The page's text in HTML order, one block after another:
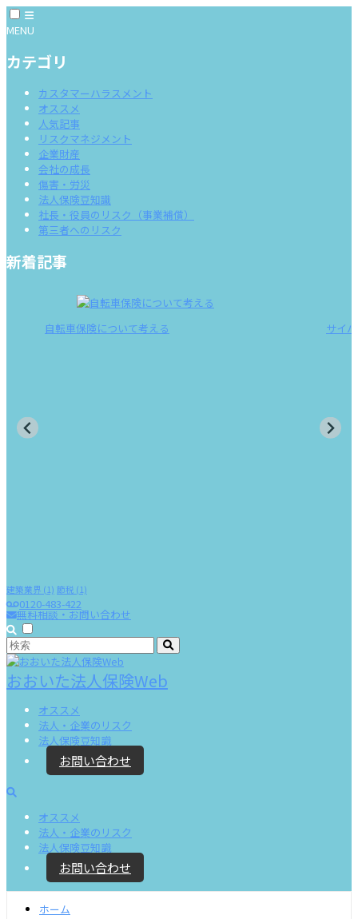
MENU
カテゴリ
カスタマーハラスメント
オススメ
人気記事
リスクマネジメント
企業財産
会社の成長
傷害・労災
法人保険豆知識
社長・役員のリスク（事業補償）
第三者へのリスク
新着記事
自転車保険について考える サイ
建築業界 (1) 節税 (1)
無料相談・お問い合わせ
0120-483-422
おおいた法人保険Web
オススメ
法人・企業のリスク
法人保険豆知識
お問い合わせ
オススメ
法人・企業のリスク
法人保険豆知識
お問い合わせ
ホーム